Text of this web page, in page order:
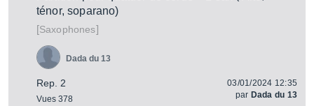
ténor, soparano)
[Saxophones]
Rep. 2
Vues 378
Dada du 13
03/01/2024 12:35
par Dada du 13